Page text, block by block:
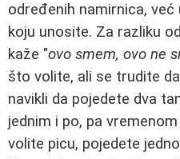
određenih namirnica, već
koju unosite. Za razliku
kaže "ovo smem, ovo ne
što volite, ali se trudite
navikli da pojedete dva
jednim i po, pa
volite picu, pojedete